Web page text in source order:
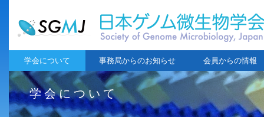
学会について 事務局からのお知らせ 会員からの情報
学会について